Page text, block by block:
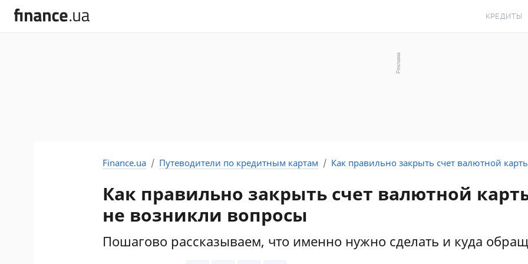
КРЕДИТЫ
ПОДБОР
Finance.ua Путеводители по кредитным картам Как правильно закрыть счет валютной
Как правильно закрыть счет валютной
не возникли вопросы
Пошагово рассказываем, что именно нужно сделать и куда